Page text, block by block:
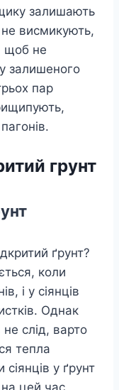
залишають
не висмикують,
щоб не
залишеного
пар
грунт
ґрунт?
коли
і у сіянців
Однак
слід, варто
тепла
у ґрунт